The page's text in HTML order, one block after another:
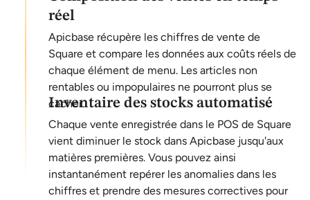
réel
Apicbase récupère les chiffres de vente de
Square et compare les données aux coûts réels de
chaque élément de menu. Les articles non
rentables ou impopulaires ne pourront plus se
cacher.
Inventaire des stocks automatisé
Chaque vente enregistrée dans le POS de Square
vient diminuer le stock dans Apicbase jusqu'aux
matières premières. Vous pouvez ainsi
instantanément repérer les anomalies dans les
chiffres et prendre des mesures correctives pour